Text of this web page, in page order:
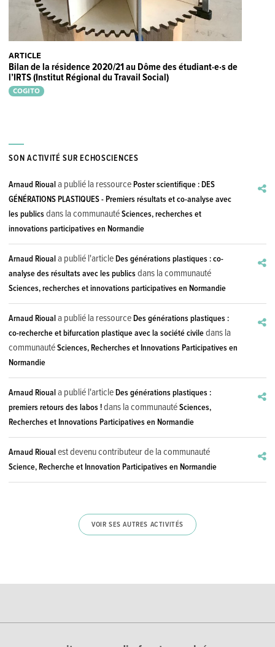
ARTICLE
Bilan de la résidence 2020/21 au Dôme des étudiant·e·s de
l’IRTS (Institut Régional du Travail Social)
COGITO
SON ACTIVITÉ SUR ECHOSCIENCES
Arnaud Riouala publié la ressourcePoster scientifique : DES
GÉNÉRATIONS PLASTIQUES - Premiers résultats et co-analyse avec
les publics dans la communautéSciences, recherches et
innovations participatives en Normandie
Arnaud Riouala publié l'articleDes générations plastiques : co-
analyse des résultats avec les publics dans la communauté
Sciences, recherches et innovations participatives en Normandie
Arnaud Riouala publié la ressourceDes générations plastiques :
co-recherche et bifurcation plastique avec la société civiledans la
communautéSciences, Recherches et Innovations Participatives en
Normandie
Arnaud Riouala publié l'articleDes générations plastiques :
premiers retours des labos !dans la communautéSciences,
Recherches et Innovations Participatives en Normandie
Arnaud Rioualest devenu contributeur de la communauté
Science, Recherche et Innovation Participatives en Normandie
VOIR SES AUTRES ACTIVITÉS